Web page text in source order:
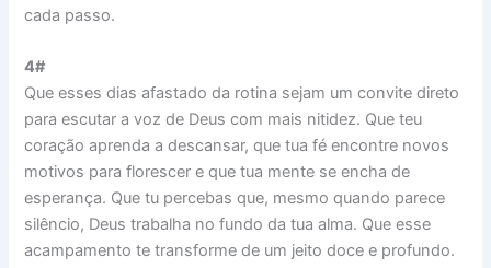
cada passo.
4#
Que esses dias afastado da rotina sejam um convite direto
para escutar a voz de Deus com mais nitidez. Que teu
coração aprenda a descansar, que tua fé encontre novos
motivos para florescer e que tua mente se encha de
esperança. Que tu percebas que, mesmo quando parece
silêncio, Deus trabalha no fundo da tua alma. Que esse
acampamento te transforme de um jeito doce e profundo.